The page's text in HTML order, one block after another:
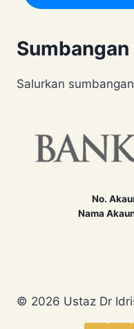
Sumbangan
Salurkan
No.
Nama
© 2026 Ustaz Dr